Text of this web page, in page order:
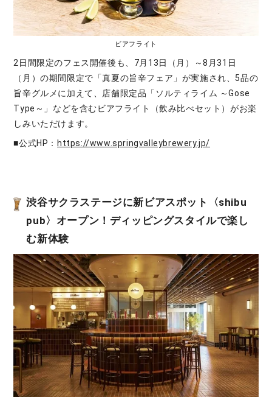
ビアフライト
2日間限定のフェス開催後も、7月13日（月）～8月31日
（月）の期間限定で「真夏の旨辛フェア」が実施され、5品の
旨辛グルメに加えて、店舗限定品「ソルティライム ～Gose
Type～」などを含むビアフライト（飲み比べセット）がお楽
しみいただけます。
■公式HP： https://www.springvalleybrewery.jp/
渋谷サクラステージに新ビアスポット〈shibu
pub〉オープン！ディッピングスタイルで楽し
む新体験